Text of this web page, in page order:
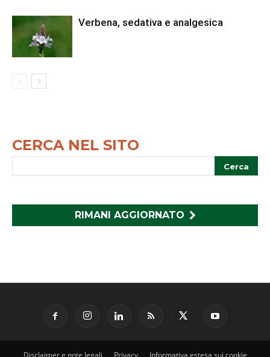
Verbena, sedativa e analgesica
CERCA NEL SITO
RIMANI AGGIORNATO
Disclaimer e note legali Privacy Informativa estesa sui cookie